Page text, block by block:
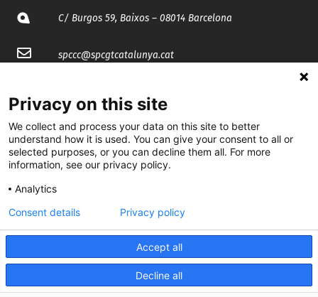
C/ Burgos 59, Baixos – 08014 Barcelona
spccc@spcgtcatalunya.cat
@CGTCatalunya
cgtcatalunya
CGTCatalunya
cgtcatalunya
Desenvolupat per
Privacy on this site
We collect and process your data on this site to better
understand how it is used. You can give your consent to all or
selected purposes, or you can decline them all. For more
information, see our privacy policy.
Analytics
Accept all
Decline all
Consent details Privacy policy